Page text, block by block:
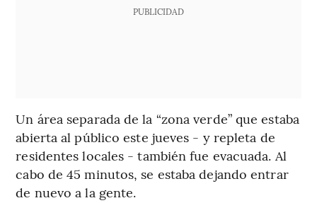
PUBLICIDAD
Un área separada de la “zona verde” que estaba
abierta al público este jueves - y repleta de
residentes locales - también fue evacuada. Al
cabo de 45 minutos, se estaba dejando entrar
de nuevo a la gente.